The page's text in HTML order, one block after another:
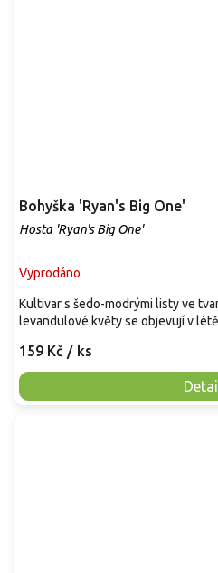
Bohyška 'Ryan's Big One'
Hosta 'Ryan's Big One'
Vyprodáno
159 Kč / ks
Kultivar s šedo-modrými listy ve
levandulové květy se objevují v